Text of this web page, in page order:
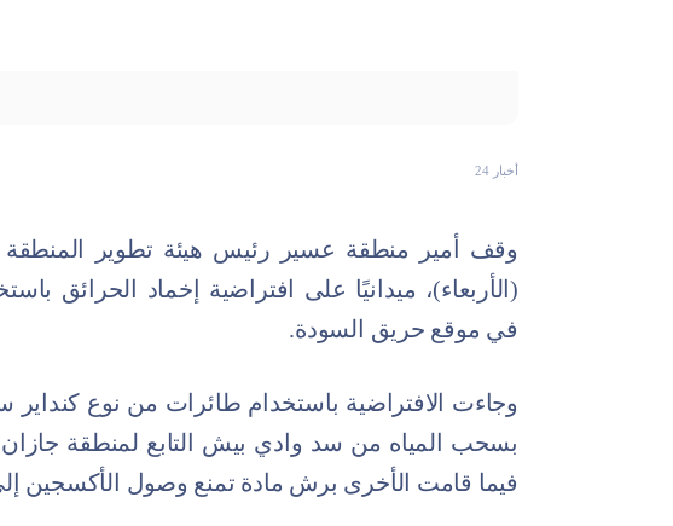
أخبار 24
وقف أمير منطقة عسير رئيس هيئة تطوير المنطقة
(الأربعاء)، ميدانيًا على افتراضية إخماد الحرائق
في موقع حريق السودة.
فيما قامت الأخرى برش مادة تمنع وصول الأكسجين